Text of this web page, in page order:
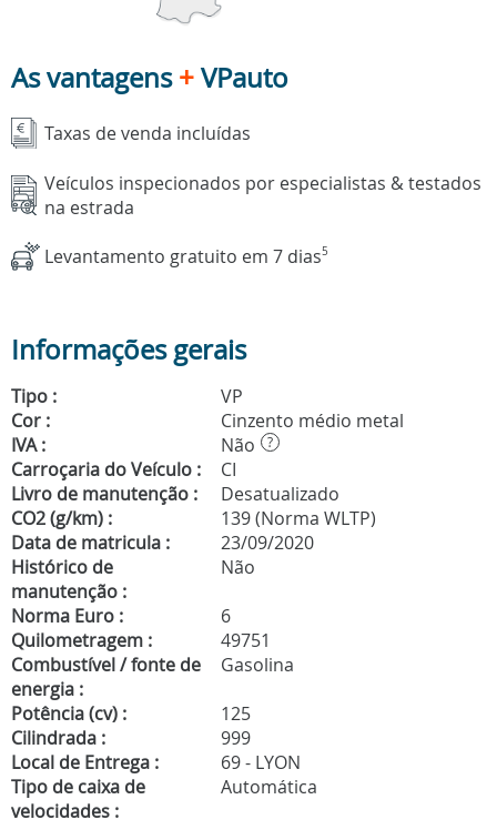
As vantagens+VPauto
Taxas de venda incluídas
Veículos inspecionados por especialistas & testados
na estrada
Levantamento gratuito em 7 dias5
Informações gerais
Tipo :
VP
Cor :
Cinzento médio metal
IVA :
Não ?
Carroçaria do Veículo :
CI
Livro de manutenção :
Desatualizado
CO2 (g/km) :
139 (Norma WLTP)
Data de matricula :
23/09/2020
Histórico de
manutenção :
Não
Norma Euro :
6
Quilometragem :
49751
Combustível / fonte de
energia :
Gasolina
Potência (cv) :
125
Cilindrada :
999
Local de Entrega :
69 - LYON
Tipo de caixa de
velocidades :
Automática